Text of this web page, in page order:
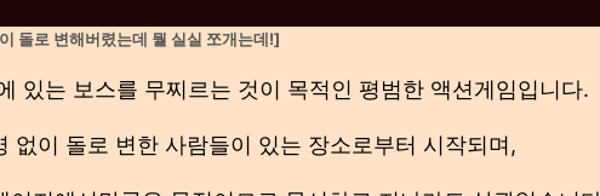
돌로 변해버렸는데 뭘 실실 쪼개는데!]
있는 보스를 무찌르는 것이 목적인 평범한 액션게임입니다.
없이 돌로 변한 사람들이 있는 장소로부터 시작되며,